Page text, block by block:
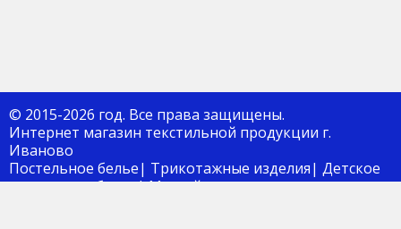
© 2015-2026 год. Все права защищены.
Интернет магазин текстильной продукции г.
Иваново
Постельное белье| Трикотажные изделия| Детское
постельное белье| Мягкий инвентарь